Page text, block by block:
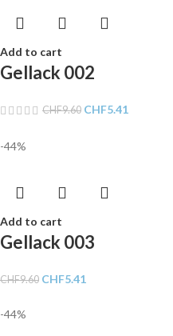
Add to cart
Gellack 002
CHF9.60 CHF5.41
-44%
Add to cart
Gellack 003
CHF9.60 CHF5.41
-44%